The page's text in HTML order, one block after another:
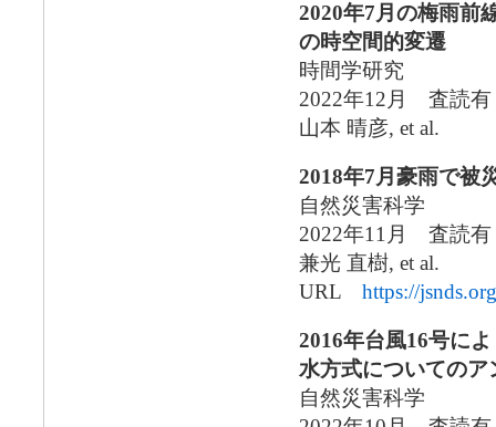
2020年7月の梅雨前
の時空間的変遷
時間学研究
2022年12月 査読
山本 晴彦, et al.
2018年7月豪雨で被
自然災害科学
2022年11月 査読有
兼光 直樹, et al.
URL https://
2016年台風16号に
水方式についてのア
自然災害科学